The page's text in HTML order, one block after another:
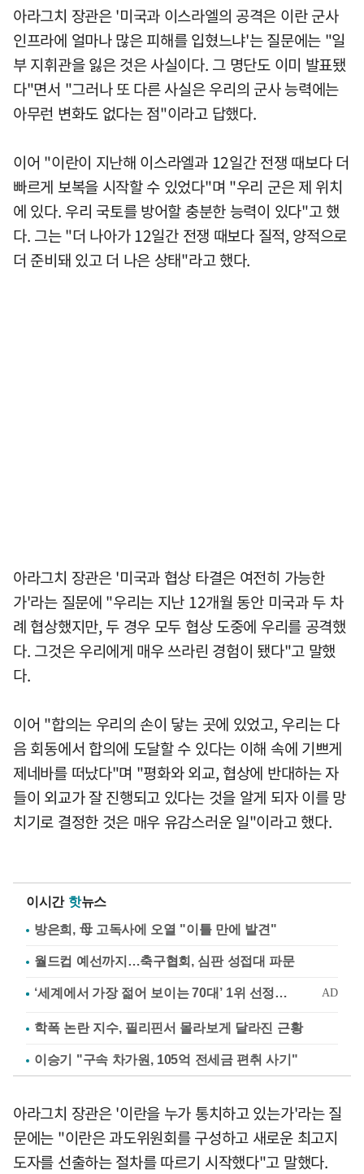
아라그치 장관은 '미국과 이스라엘의 공격은 이란 군사
인프라에 얼마나 많은 피해를 입혔느냐'는 질문에는 "일
부 지휘관을 잃은 것은 사실이다. 그 명단도 이미 발표됐
다"면서 "그러나 또 다른 사실은 우리의 군사 능력에는
아무런 변화도 없다는 점"이라고 답했다.
이어 "이란이 지난해 이스라엘과 12일간 전쟁 때보다 더
빠르게 보복을 시작할 수 있었다"며 "우리 군은 제 위치
에 있다. 우리 국토를 방어할 충분한 능력이 있다"고 했
다. 그는 "더 나아가 12일간 전쟁 때보다 질적, 양적으로
더 준비돼 있고 더 나은 상태"라고 했다.
아라그치 장관은 '미국과 협상 타결은 여전히 가능한
가'라는 질문에 "우리는 지난 12개월 동안 미국과 두 차
례 협상했지만, 두 경우 모두 협상 도중에 우리를 공격했
다. 그것은 우리에게 매우 쓰라린 경험이 됐다"고 말했
다.
이어 "합의는 우리의 손이 닿는 곳에 있었고, 우리는 다
음 회동에서 합의에 도달할 수 있다는 이해 속에 기쁘게
제네바를 떠났다"며 "평화와 외교, 협상에 반대하는 자
들이 외교가 잘 진행되고 있다는 것을 알게 되자 이를 망
치기로 결정한 것은 매우 유감스러운 일"이라고 했다.
이시간 핫뉴스
방은희, 母 고독사에 오열 "이틀 만에 발견"
월드컵 예선까지…축구협회, 심판 성접대 파문
학폭 논란 지수, 필리핀서 몰라보게 달라진 근황
이승기 "구속 차가원, 105억 전세금 편취 사기"
아라그치 장관은 '이란을 누가 통치하고 있는가'라는 질
문에는 "이란은 과도위원회를 구성하고 새로운 최고지
도자를 선출하는 절차를 따르기 시작했다"고 말했다.